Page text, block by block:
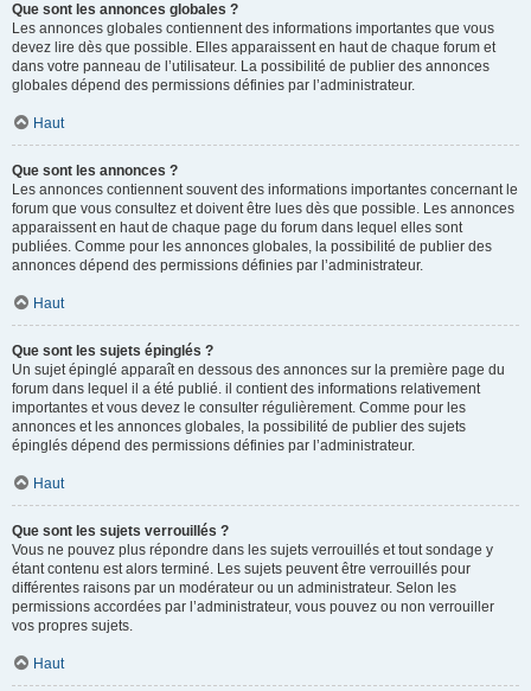
Que sont les annonces globales ?
Les annonces globales contiennent des informations importantes que vous
devez lire dès que possible. Elles apparaissent en haut de chaque forum et
dans votre panneau de l’utilisateur. La possibilité de publier des annonces
globales dépend des permissions définies par l’administrateur.
Haut
Que sont les annonces ?
Les annonces contiennent souvent des informations importantes concernant le
forum que vous consultez et doivent être lues dès que possible. Les annonces
apparaissent en haut de chaque page du forum dans lequel elles sont
publiées. Comme pour les annonces globales, la possibilité de publier des
annonces dépend des permissions définies par l’administrateur.
Haut
Que sont les sujets épinglés ?
Un sujet épinglé apparaît en dessous des annonces sur la première page du
forum dans lequel il a été publié. il contient des informations relativement
importantes et vous devez le consulter régulièrement. Comme pour les
annonces et les annonces globales, la possibilité de publier des sujets
épinglés dépend des permissions définies par l’administrateur.
Haut
Que sont les sujets verrouillés ?
Vous ne pouvez plus répondre dans les sujets verrouillés et tout sondage y
étant contenu est alors terminé. Les sujets peuvent être verrouillés pour
différentes raisons par un modérateur ou un administrateur. Selon les
permissions accordées par l’administrateur, vous pouvez ou non verrouiller
vos propres sujets.
Haut